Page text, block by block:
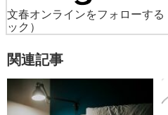
文春オンラインをフォローする
ック）
関連記事